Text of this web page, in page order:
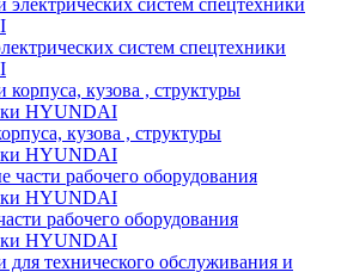
систем спецтехники
кузова , структуры
HYUNDAI
рабочего оборудования
HYUNDAI